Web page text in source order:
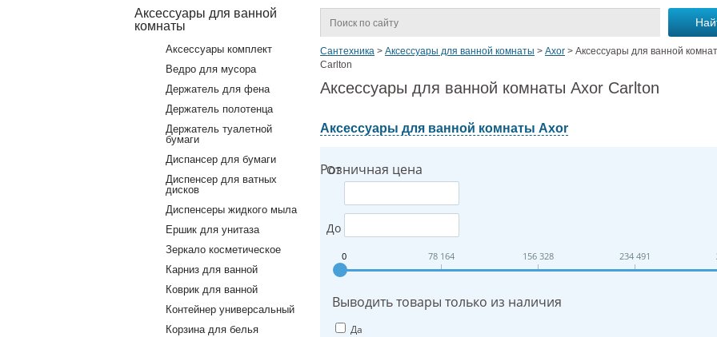
Аксессуары для ванной
комнаты
Аксессуары комплект
Ведро для мусора
Держатель для фена
Держатель полотенца
Держатель туалетной
бумаги
Диспансер для бумаги
Диспенсер для ватных
дисков
Диспенсеры жидкого мыла
Ершик для унитаза
Зеркало косметическое
Карниз для ванной
Коврик для ванной
Контейнер универсальный
Корзина для белья
Сантехника > Аксессуары для ванной комнаты > Axor > Аксессуары для ванной
Carlton
Аксессуары для ванной комнаты Axor Carlton
Аксессуары для ванной комнаты Axor
Розничная цена
От
До
0 78 164 156 328 234 491
Выводить товары только из наличия
Да